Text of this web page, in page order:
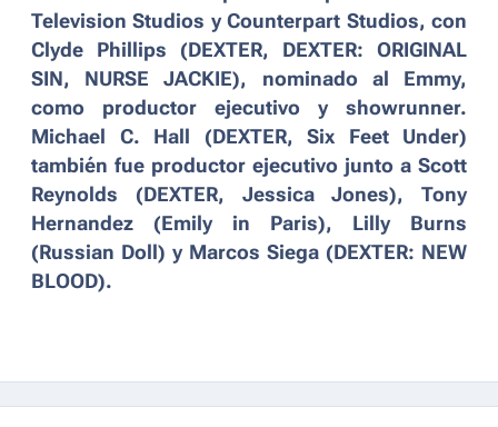
Television Studios y Counterpart Studios, con
Clyde Phillips (DEXTER, DEXTER: ORIGINAL
SIN, NURSE JACKIE), nominado al Emmy,
como productor ejecutivo y showrunner.
Michael C. Hall (DEXTER, Six Feet Under)
también fue productor ejecutivo junto a Scott
Reynolds (DEXTER, Jessica Jones), Tony
Hernandez (Emily in Paris), Lilly Burns
(Russian Doll ) y Marcos Siega (DEXTER: NEW
BLOOD).